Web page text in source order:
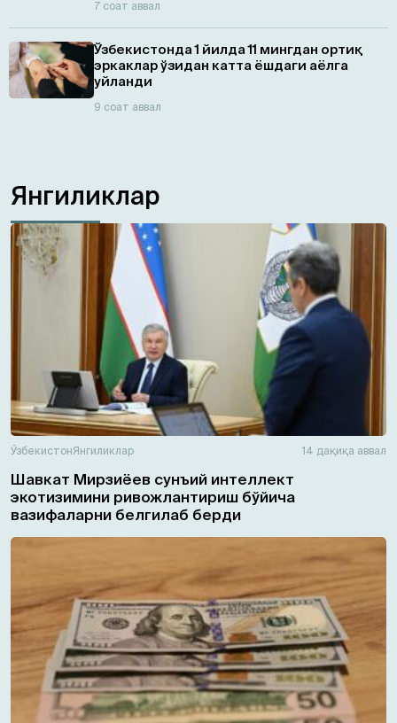
7 соат аввал
Ўзбекистонда 1 йилда 11 мингдан ортиқ
эркаклар ўзидан катта ёшдаги аёлга
уйланди
9 соат аввал
Янгиликлар
ЎзбекистонЯнгиликлар 14 дақиқа аввал
Шавкат Мирзиёев сунъий интеллект
экотизимини ривожлантириш бўйича
вазифаларни белгилаб берди